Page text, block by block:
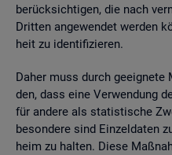
be­rück­sich­ti­gen, die nach
Drit­ten an­ge­wen­det wer­den
heit zu iden­ti­fi­zie­ren.
Daher muss durch
den, dass eine Ver­wen­dung
für an­de­re als sta­tis­ti­sche
be­son­de­re sind Ein­zel­da­ten
heim zu hal­ten. Diese